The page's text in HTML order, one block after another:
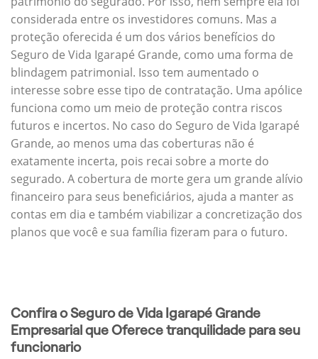
considerada entre os investidores comuns. Mas a
proteção oferecida é um dos vários benefícios do
Seguro de Vida Igarapé Grande, como uma forma de
blindagem patrimonial. Isso tem aumentado o
interesse sobre esse tipo de contratação. Uma apólice
funciona como um meio de proteção contra riscos
futuros e incertos. No caso do Seguro de Vida Igarapé
Grande, ao menos uma das coberturas não é
exatamente incerta, pois recai sobre a morte do
segurado. A cobertura de morte gera um grande alívio
financeiro para seus beneficiários, ajuda a manter as
contas em dia e também viabilizar a concretização dos
planos que você e sua família fizeram para o futuro.
Confira o Seguro de Vida Igarapé Grande
Empresarial que Oferece tranquilidade para seu
funcionario